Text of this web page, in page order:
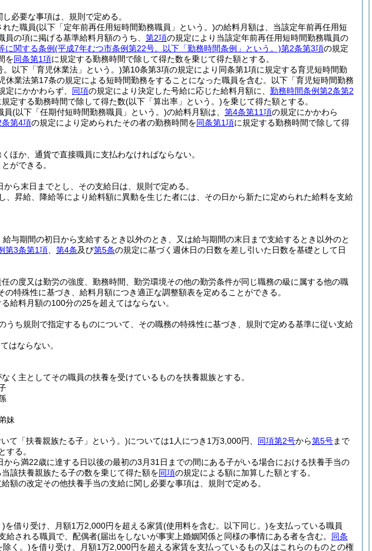
必要な事項は、規則で定める。
た職員(以下「定年前再任用短時間勤務職員」という。)の給料月額は、当該定年前再任用短
の項に掲げる基準給料月額のうち、 第2項の規定により当該定年前再任用短時間勤務職員の
に関する条例(平成7年むつ市条例第22号。以下「勤務時間条例」という。)第2条第3項の規定
を同条第1項に規定する勤務時間で除して得た数を乗じて得た額とする。
以下「育児休業法」という。)第10条第3項の規定により同条第1項に規定する育児短時間勤
休業法第17条の規定による短時間勤務をすることになった職員を含む。以下「育児短時間勤務
定にかかわらず、 同項の規定により決定した号給に応じた給料月額に、 勤務時間条例第2条第2
規定する勤務時間で除して得た数(以下「算出率」という。)を乗じて得た額とする。
員(以下「任期付短時間勤務職員」という。)の給料月額は、 第4条第11項の規定にかかわら
第4項の規定により定められたその者の勤務時間を同条第1項に規定する勤務時間で除して得
ほか、通貨で直接職員に支払わなければならない。
ができる。
から末日までとし、その支給日は、規則で定める。
、昇給、降給等により給料額に異動を生じた者には、その日から新たに定められた給料を支給
与期間の初日から支給するとき以外のとき、又は給与期間の末日まで支給するとき以外のと
第3条第1項 第4条及び第5条の規定に基づく週休日の日数を差し引いた日数を基礎として日
の度又は勤労の強度、勤務時間、勤労環境その他の勤労条件が同じ職務の級に属する他の職
特殊性に基づき、給料月額につき適正な調整額表を定めることができる。
給料月額の100分の25を超えてはならない。
うち規則で指定するものについて、その職務の特殊性に基づき、規則で定める基準に従い支給
はならない。
く主としてその職員の扶養を受けているものを扶養親族とする。
妹
て「扶養親族たる子」という。)については1人につき1万3,000円、 同項第2号から第5号まで
する。
ら満22歳に達する日以後の最初の3月31日までの間にある子がいる場合における扶養手当の
該扶養親族たる子の数を乗じて得た額を同項の規定による額に加算した額とする。
額の改定その他扶養手当の支給に関し必要な事項は、規則で定める。
)を借り受け、月額1万2,000円を超える家賃(使用料を含む。以下同じ。)を支払っている職員
給される職員で、配偶者(届出をしないが事実上婚姻関係と同様の事情にある者を含む。 同条
除く。)を借り受け、月額1万2,000円を超える家賃を支払っているもの又はこれらのものとの権